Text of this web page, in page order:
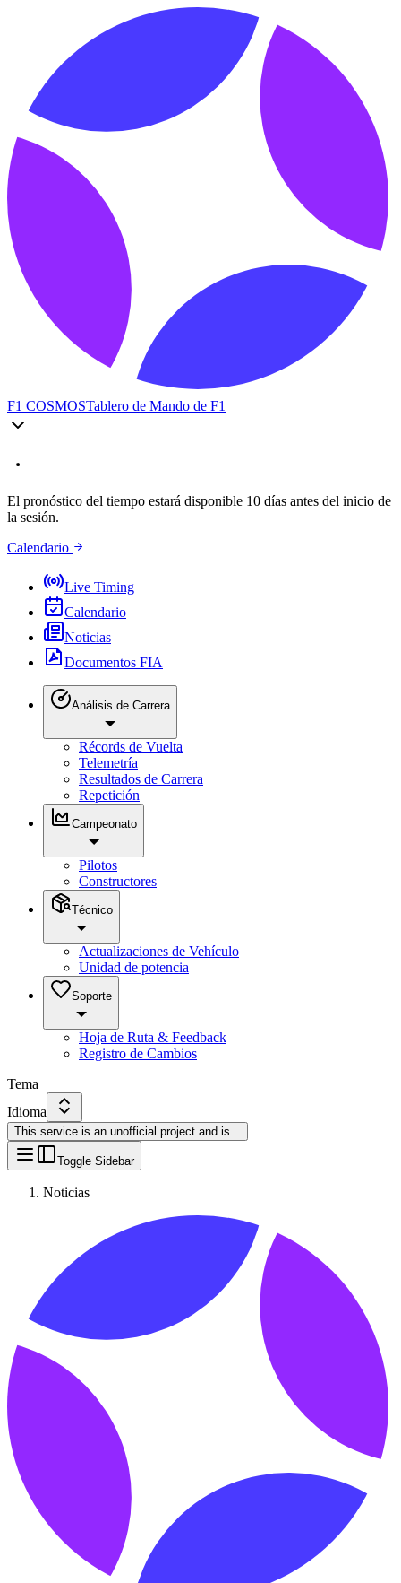
F1 COSMOSTablero de Mando de F1
El pronóstico del tiempo estará disponible 10 días antes del inicio de
la sesión.
Calendario
Live Timing
Calendario
Noticias
Documentos FIA
Análisis de Carrera
Récords de Vuelta
Telemetría
Resultados de Carrera
Repetición
Campeonato
Pilotos
Constructores
Técnico
Actualizaciones de Vehículo
Unidad de potencia
Soporte
Hoja de Ruta & Feedback
Registro de Cambios
Tema
Idioma
This service is an unofficial project and is...
Toggle Sidebar
Noticias